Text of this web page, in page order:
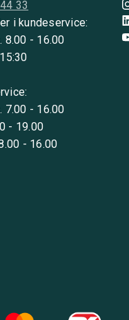
33
i kundeservice:
8.00 - 16.00
7.00 - 16.00
- 19.00
- 16.00